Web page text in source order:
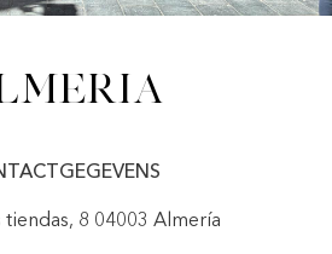
tiendas, 8 04003 Almería